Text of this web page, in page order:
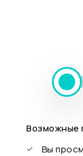
Возможные
Вы